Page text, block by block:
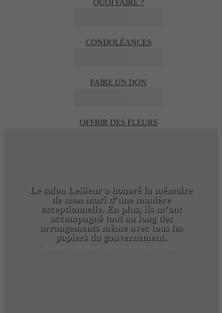
QUOI FAIRE ?
CONDOLÉANCES
FAIRE UN DON
OFFRIR DES FLEURS
Le salon LeSieur a honoré la mémoire
de mon mari d’une manière
exceptionnelle. En plus, ils m’ont
accompagné tout au long des
arrangements même avec tous les
papiers du gouvernement.